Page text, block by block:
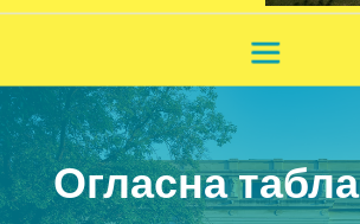
Огласна табла